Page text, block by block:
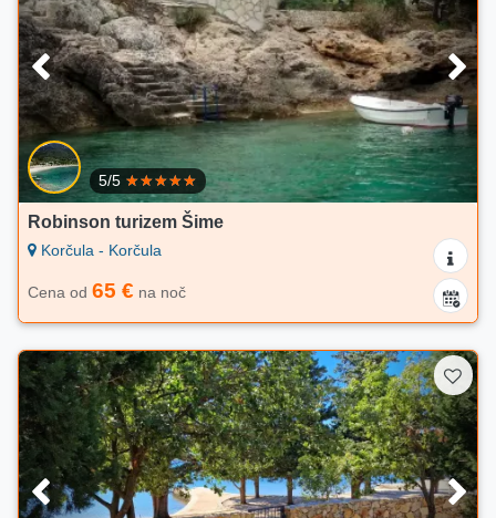
5/5
Robinson turizem Šime
Korčula - Korčula
Cena od 65 € na noč